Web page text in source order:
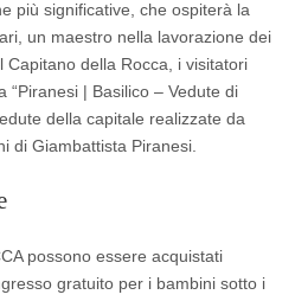
più significative, che ospiterà la
un maestro nella lavorazione dei
Capitano della Rocca, i visitatori
“Piranesi | Basilico – Vedute di
della capitale realizzate da
di Giambattista Piranesi.
possono essere acquistati
gratuito per i bambini sotto i